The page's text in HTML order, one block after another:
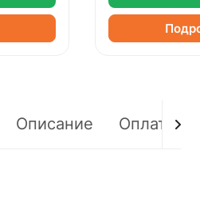
Описание Оплата